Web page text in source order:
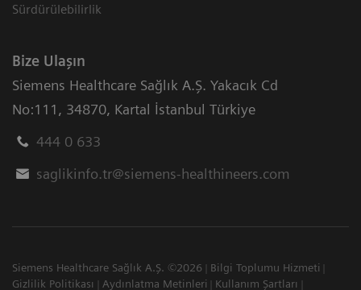
Sürdürülebilirlik
Bize Ulaşın
Siemens Healthcare Sağlık A.Ş. Yakacık Cd
No:111 , 34870, Kartal İstanbul Türkiye
444 0 633
saglikinfo.tr@siemens-healthineers.com
Siemens Healthcare Sağlık A.Ş. ©2026
Bilgi Toplumu Hizmeti
Gizlilik Politikası
Aydınlatma Metinleri Kullanım Şartları